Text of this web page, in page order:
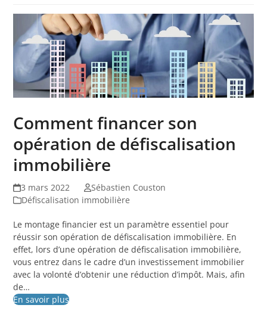
Comment financer son
opération de défiscalisation
immobilière
3 mars 2022
Sébastien Couston
Défiscalisation immobilière
Le montage financier est un paramètre essentiel pour
réussir son opération de défiscalisation immobilière. En
effet, lors d’une opération de défiscalisation immobilière,
vous entrez dans le cadre d’un investissement immobilier
avec la volonté d’obtenir une réduction d’impôt. Mais, afin
de…
En savoir plus